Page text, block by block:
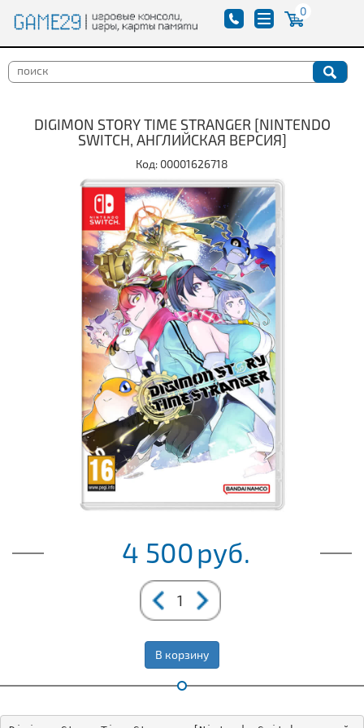
0
DIGIMON STORY TIME STRANGER [NINTENDO
SWITCH, АНГЛИЙСКАЯ ВЕРСИЯ]
Код: 00001626718
4 500руб.
В корзину